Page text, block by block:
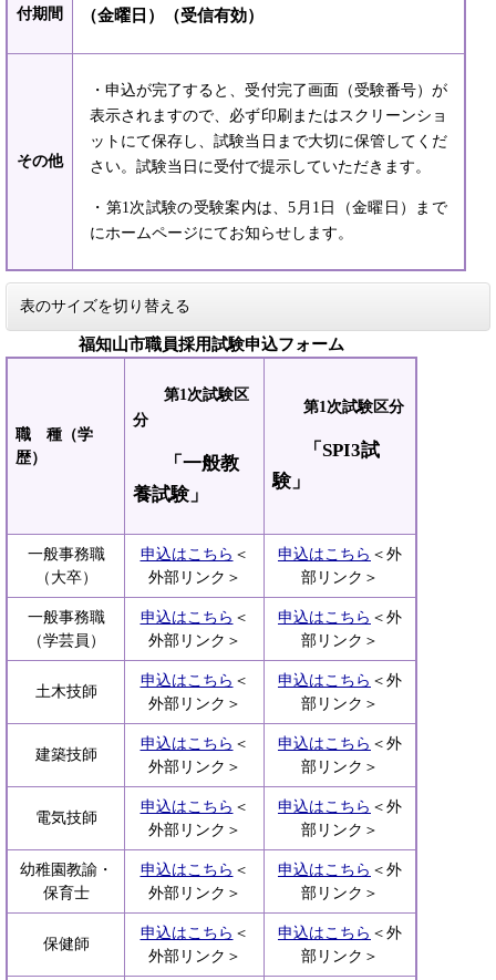
付期間
（金曜日）（受信有効）
その他
・申込が完了すると、受付完了画面（受験番号）が
表示されますので、必ず印刷またはスクリーンショ
ットにて保存し、試験当日まで大切に保管してくだ
さい。試験当日に受付で提示していただきます。
・第1次試験の受験案内は、5月1日（金曜日）まで
にホームページにてお知らせします。
表のサイズを切り替える
福知山市職員採用試験申込フォーム
職 種（学
歴）
第1次試験区
分
「一般教
養試験」
第1次試験区分
「SPI3試
験」
一般事務職
（大卒）
申込はこちら ＜
外部リンク＞
申込はこちら ＜外
部リンク＞
一般事務職
（学芸員）
申込はこちら ＜
外部リンク＞
申込はこちら ＜外
部リンク＞
土木技師
申込はこちら ＜
外部リンク＞
申込はこちら ＜外
部リンク＞
建築技師
申込はこちら ＜
外部リンク＞
申込はこちら ＜外
部リンク＞
電気技師
申込はこちら ＜
外部リンク＞
申込はこちら ＜外
部リンク＞
幼稚園教諭・
保育士
申込はこちら ＜
外部リンク＞
申込はこちら ＜外
部リンク＞
保健師
申込はこちら ＜
外部リンク＞
申込はこちら ＜外
部リンク＞